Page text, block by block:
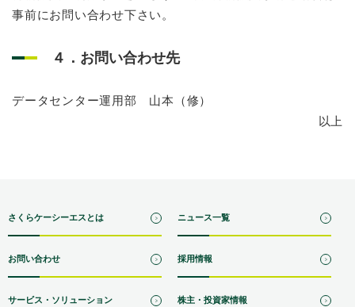
事前にお問い合わせ下さい。
４．お問い合わせ先
データセンター運用部 山本（修）
以上
さくらケーシーエスとは ニュース一覧
お問い合わせ 採用情報
サービス・ソリューション 株主・投資家情報